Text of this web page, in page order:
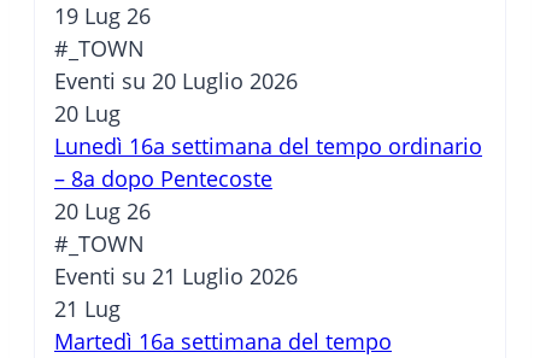
19 Lug 26
#_TOWN
Eventi su 20 Luglio 2026
20 Lug
Lunedì 16a settimana del tempo ordinario
– 8a dopo Pentecoste
20 Lug 26
#_TOWN
Eventi su 21 Luglio 2026
21 Lug
Martedì 16a settimana del tempo